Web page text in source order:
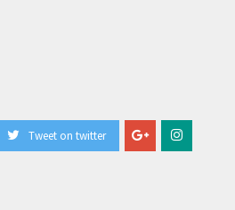
Tweet on twitter